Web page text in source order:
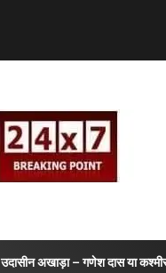
उदासीन अखाड़ा – गणेश दास या